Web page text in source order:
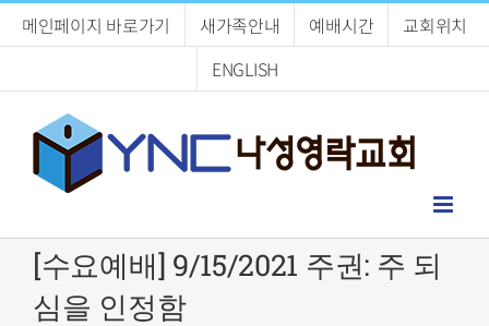
메인페이지 바로가기 새가족안내 예배시간
교회위치
ENGLISH
[수요예배] 9/15/2021 주권: 주 되
심을 인정함